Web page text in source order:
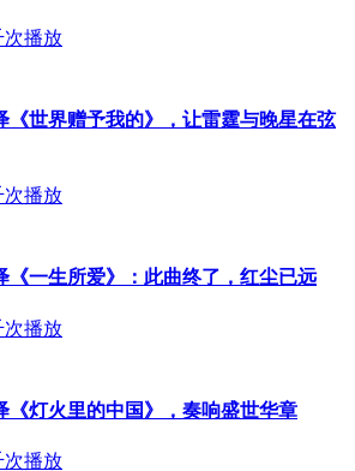
次播放
《世界赠予我的》，让雷霆与晚星在弦
次播放
《一生所爱》：此曲终了，红尘已远
次播放
《灯火里的中国》，奏响盛世华章
次播放